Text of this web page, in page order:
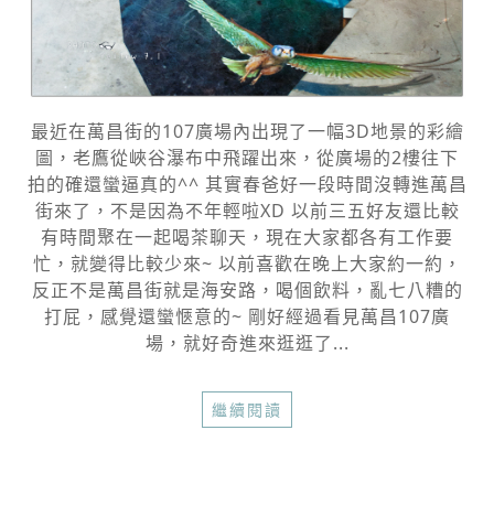
最近在萬昌街的107廣場內出現了一幅3D地景的彩繪
圖，老鷹從峽谷瀑布中飛躍出來，從廣場的2樓往下
拍的確還蠻逼真的^^ 其實春爸好一段時間沒轉進萬昌
街來了，不是因為不年輕啦XD 以前三五好友還比較
有時間聚在一起喝茶聊天，現在大家都各有工作要
忙，就變得比較少來~ 以前喜歡在晚上大家約一約，
反正不是萬昌街就是海安路，喝個飲料，亂七八糟的
打屁，感覺還蠻愜意的~ 剛好經過看見萬昌107廣
場，就好奇進來逛逛了...
繼續閱讀